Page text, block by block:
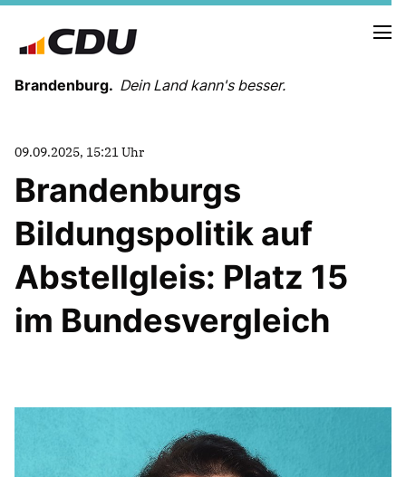
Brandenburg. Dein Land kann's besser.
LANDESVORSTAND
LANDESGESCHÄFTSSTELLE
ORGANISATION
KREISVERBÄNDE
VEREINIGUNGEN UND SONDERORGANISATIONEN
LANDESFACHAUSSCHÜSSE
IM LANDTAG
09.09.2025, 15:21 Uhr
Brandenburgs
Bildungspolitik auf
Abstellgleis: Platz 15
im Bundesvergleich